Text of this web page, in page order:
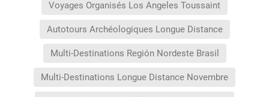
Voyages Organisés Los Angeles Toussaint
Autotours Archéologiques Longue Distance
Multi-Destinations Región Nordeste Brasil
Multi-Destinations Longue Distance Novembre